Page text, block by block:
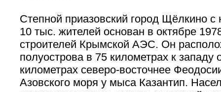
Степной приазовский город Щёлкино с
10 тыс. жителей основан в октябре
строителей Крымской АЭС. Он
полуострова в 75 километрах к западу
километрах северо-восточнее
Азовского моря у мыса Казантип.